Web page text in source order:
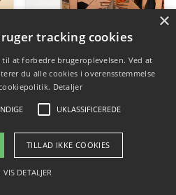
Egen Tekst
AI-fotokrus – Tegnet
kr.119,00
Gå til shop
×
tracking cookies
at forbedre brugeroplevelsen. Ved at
du alle cookies i overensstemmelse
Detaljer
UKLASSIFICEREDE
TILLAD IKKE COOKIES
VIS DETALJER